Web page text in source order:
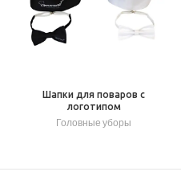
Шапки для поваров с
логотипом
Головные уборы